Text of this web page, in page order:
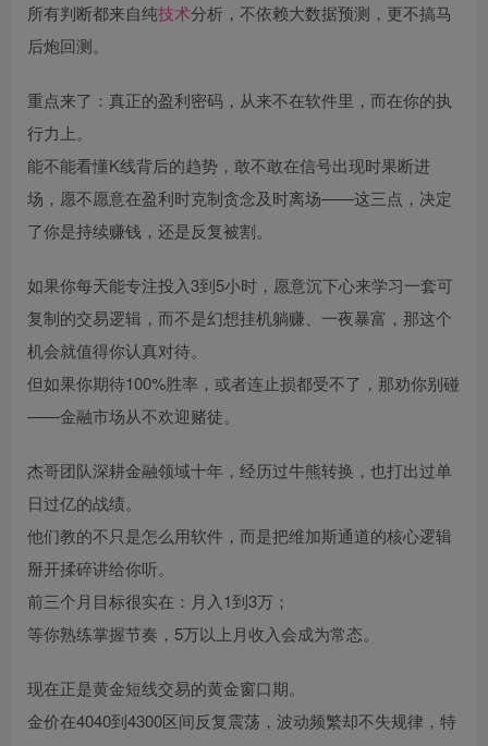
所有判断都来自纯技术分析，不依赖大数据预测，更不搞马
后炮回测。
重点来了：真正的盈利密码，从来不在软件里，而在你的执
行力上。
能不能看懂K线背后的趋势，敢不敢在信号出现时果断进
场，愿不愿意在盈利时克制贪念及时离场——这三点，决定
了你是持续赚钱，还是反复被割。
如果你每天能专注投入3到5小时，愿意沉下心来学习一套可
复制的交易逻辑，而不是幻想挂机躺赚、一夜暴富，那这个
机会就值得你认真对待。
但如果你期待100%胜率，或者连止损都受不了，那劝你别碰
——金融市场从不欢迎赌徒。
杰哥团队深耕金融领域十年，经历过牛熊转换，也打出过单
日过亿的战绩。
他们教的不只是怎么用软件，而是把维加斯通道的核心逻辑
掰开揉碎讲给你听。
前三个月目标很实在：月入1到3万；
等你熟练掌握节奏，5万以上月收入会成为常态。
现在正是黄金短线交易的黄金窗口期。
金价在4040到4300区间反复震荡，波动频繁却不失规律，特